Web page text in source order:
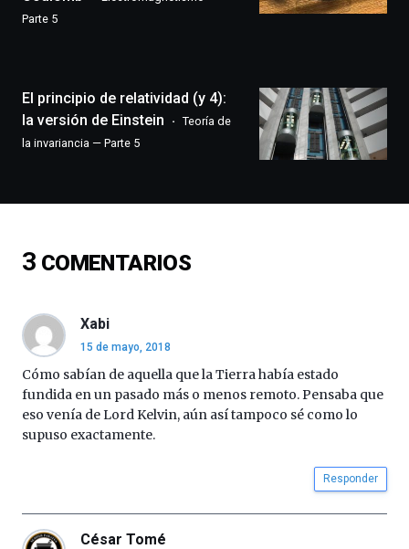
la
exposiciones,
conferencias,
ciencia
de
de
octubre.
La
iniciativa,
organizada
Parte 5
El principio de relatividad (y 4):
la versión de Einstein
Teoría de
la invariancia — Parte 5
3 COMENTARIOS
Xabi
15 de mayo, 2018
Cómo sabían de aquella que la Tierra había estado
fundida en un pasado más o menos remoto. Pensaba que
eso venía de Lord Kelvin, aún así tampoco sé como lo
supuso exactamente.
Responder
César Tomé